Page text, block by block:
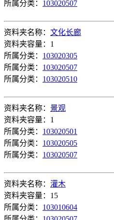
所属分类： 103020507
资料夹名称： 文化长廊
资料夹容量：1
所属分类： 103020305
所属分类： 103020507
所属分类： 103020510
资料夹名称： 景观
资料夹容量：1
所属分类： 103020501
所属分类： 103020505
所属分类： 103020507
资料夹名称： 灌木
资料夹容量：15
所属分类： 103010604